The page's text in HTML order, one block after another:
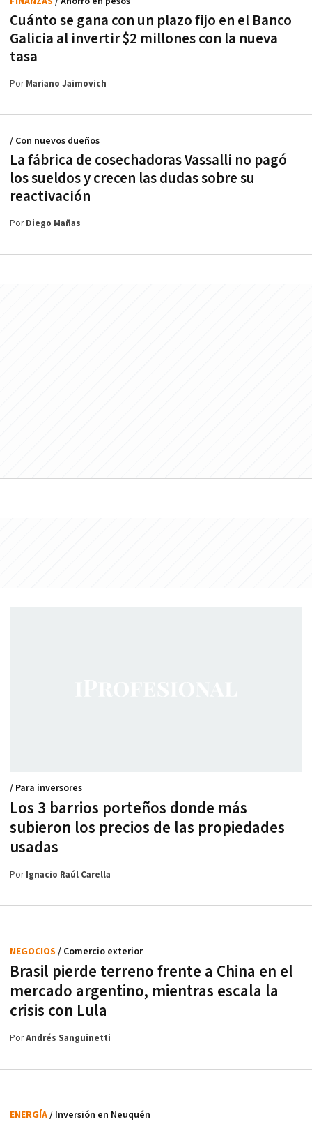
Cuánto se gana con un plazo fijo en el Banco
Galicia al invertir $2 millones con la nueva
tasa
PorMariano Jaimovich
La fábrica de cosechadoras Vassalli no pagó
los sueldos y crecen las dudas sobre su
reactivación
/ Con nuevos dueños
PorDiego Mañas
Los 3 barrios porteños donde más
subieron los precios de las propiedades
usadas
/ Para inversores
PorIgnacio Raúl Carella
Brasil pierde terreno frente a China en el
mercado argentino, mientras escala la
crisis con Lula
NEGOCIOS / Comercio exterior
PorAndrés Sanguinetti
ENERGÍA/ Inversión en Neuquén